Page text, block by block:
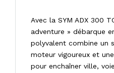
Avec la SYM ADX 300
adventure » débarque
polyvalent combine un
moteur vigoureux et
pour enchaîner ville,